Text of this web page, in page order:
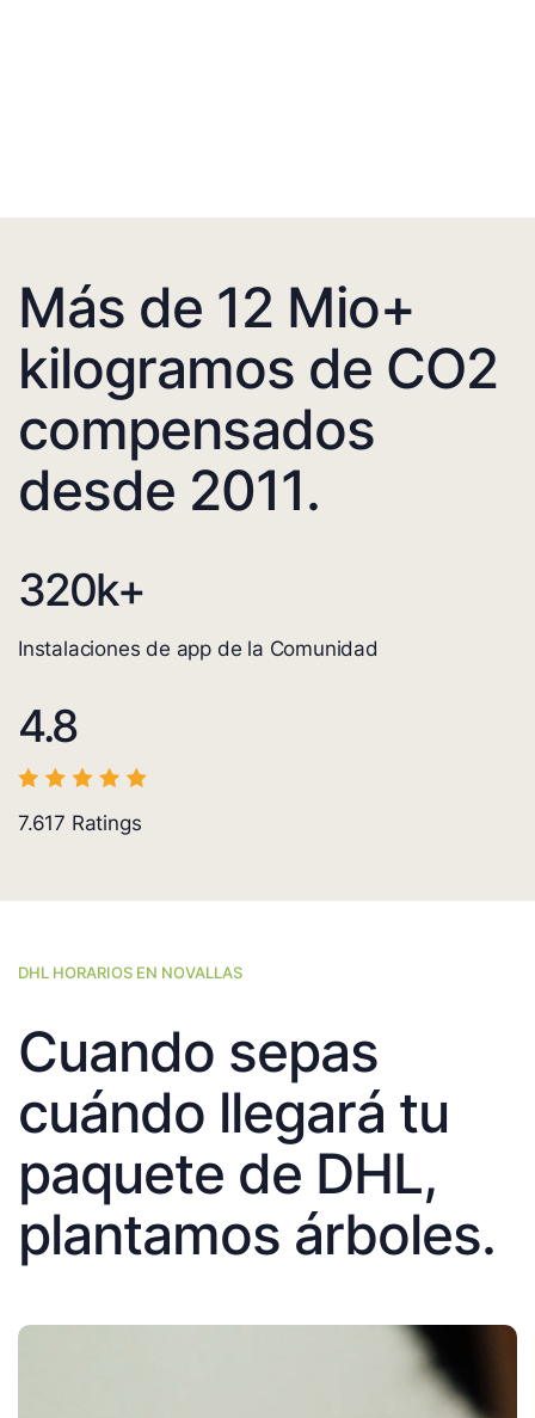
Más de 12 Mio+
kilogramos de CO2
compensados
desde 2011.
320k+
Instalaciones de app de la Comunidad
4.8
7.617 Ratings
DHL HORARIOS EN NOVALLAS
Cuando sepas
cuándo llegará tu
paquete de DHL,
plantamos árboles.